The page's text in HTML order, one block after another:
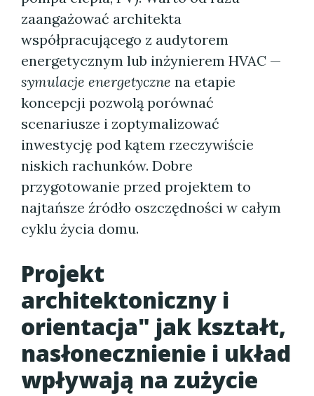
zaangażować architekta
współpracującego z audytorem
energetycznym lub inżynierem HVAC —
symulacje energetyczne na etapie
koncepcji pozwolą porównać
scenariusze i zoptymalizować
inwestycję pod kątem rzeczywiście
niskich rachunków. Dobre
przygotowanie przed projektem to
najtańsze źródło oszczędności w całym
cyklu życia domu.
Projekt
architektoniczny i
orientacja" jak kształt,
nasłonecznienie i układ
wpływają na zużycie